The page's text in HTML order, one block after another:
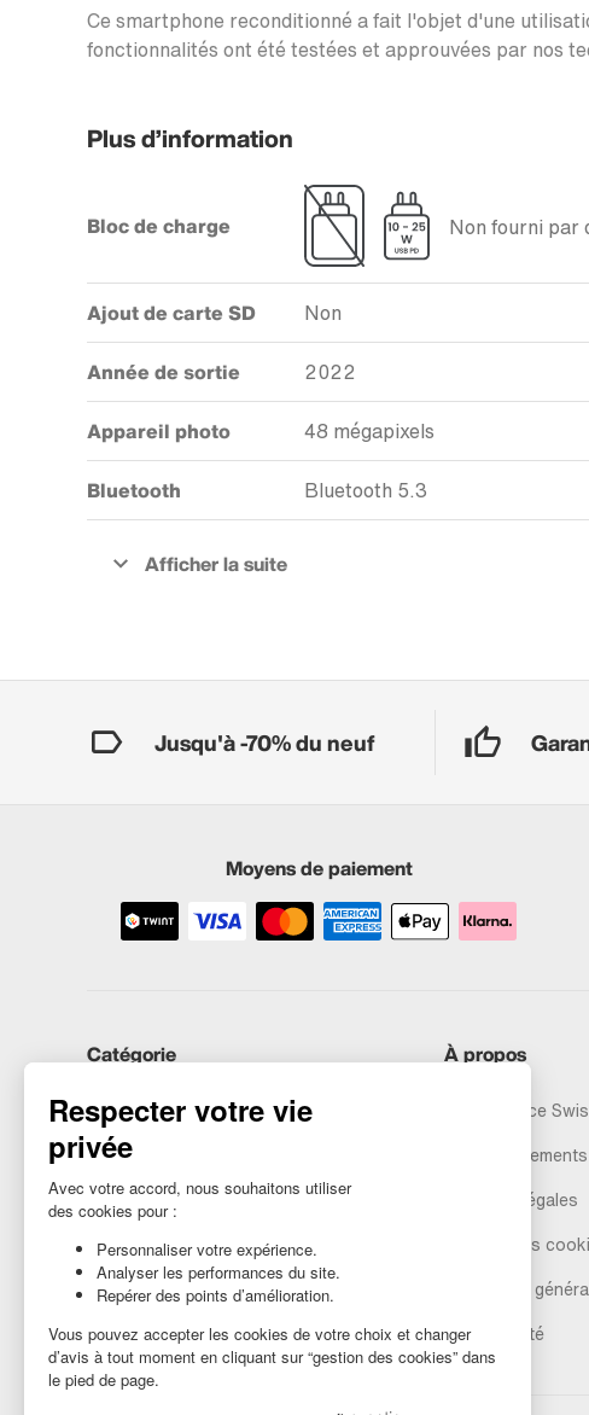
Ce smartphone reconditionné a fait l'objet d'une
fonctionnalités ont été testées et approuvées par nos
Plus d’information
Bloc de charge Non fourni par
Ajout de carte SD Non
Année de sortie 2022
Appareil photo 48 mégapixels
Bluetooth Bluetooth 5.3
Jusqu'à -70% du neuf
Moyens de paiement
Catégorie
iPhones
Samsung
Huawei
Besoin d’aide ?
À propos
Recommerce
Nos engagements
Mentions légales
Gestion des
Conditions
Accessibilité